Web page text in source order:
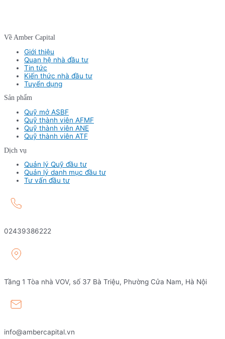
Về Amber Capital
Giới thiệu
Quan hệ nhà đầu tư
Tin tức
Kiến thức nhà đầu tư
Tuyển dụng
Sản phẩm
Quỹ mở ASBF
Quỹ thành viên AFMF
Quỹ thành viên ANE
Quỹ thành viên ATF
Dịch vụ
Quản lý Quỹ đầu tư
Quản lý danh mục đầu tư
Tư vấn đầu tư
02439386222
Tầng 1 Tòa nhà VOV, số 37 Bà Triệu, Phường Cửa Nam, Hà Nội
info@ambercapital.vn